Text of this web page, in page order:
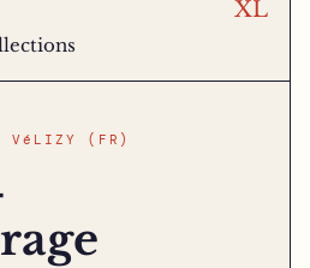
XL
VéLIZY (FR)